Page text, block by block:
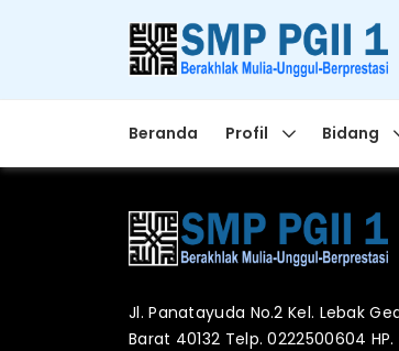
Beranda Profil Bidang
Jl. Panatayuda No.2 Kel. Lebak
Barat 40132 Telp. 0222500604